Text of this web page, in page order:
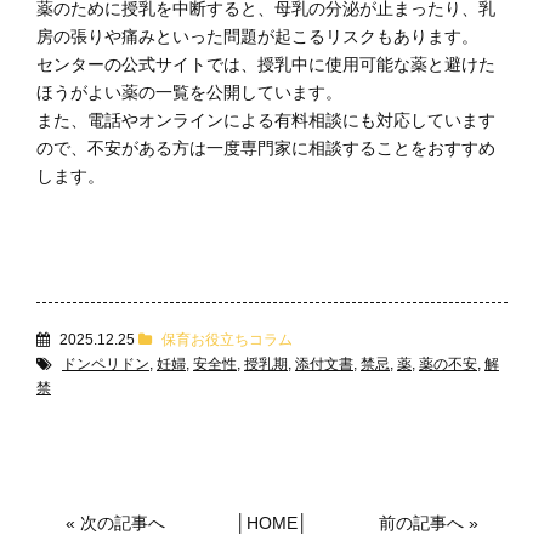
薬のために授乳を中断すると、母乳の分泌が止まったり、乳
房の張りや痛みといった問題が起こるリスクもあります。
センターの公式サイトでは、授乳中に使用可能な薬と避けた
ほうがよい薬の一覧を公開しています。
また、電話やオンラインによる有料相談にも対応しています
ので、不安がある方は一度専門家に相談することをおすすめ
します。
2025.12.25
保育お役立ちコラム
ドンペリドン, 妊婦, 安全性, 授乳期, 添付文書, 禁忌, 薬, 薬の不安, 解
禁
« 次の記事へ HOME│ 前の記事へ »